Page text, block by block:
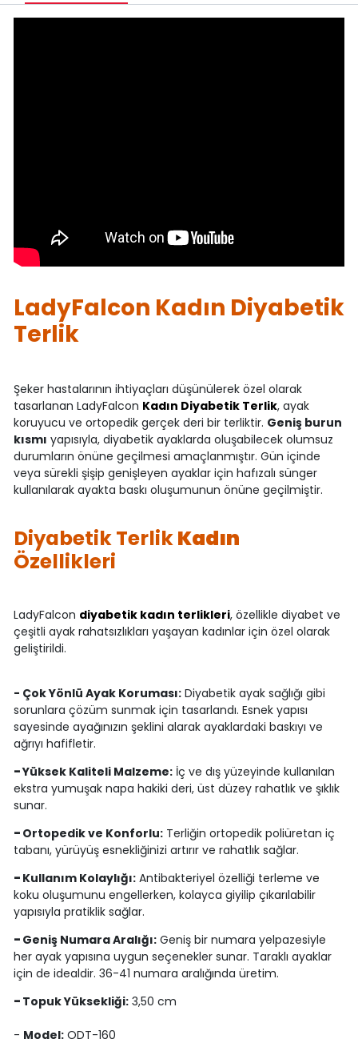
LadyFalcon Kadın Diyabetik
Terlik
Şeker hastalarının ihtiyaçları düşünülerek özel olarak
tasarlanan LadyFalcon Kadın Diyabetik Terlik, ayak
koruyucu ve ortopedik gerçek deri bir terliktir. Geniş burun
kısmı yapısıyla, diyabetik ayaklarda oluşabilecek olumsuz
durumların önüne geçilmesi amaçlanmıştır. Gün içinde
veya sürekli şişip genişleyen ayaklar için hafızalı sünger
kullanılarak ayakta baskı oluşumunun önüne geçilmiştir.
Diyabetik TerlikKadın
Özellikleri
LadyFalcon diyabetik kadın terlikleri, özellikle diyabet ve
çeşitli ayak rahatsızlıkları yaşayan kadınlar için özel olarak
geliştirildi.
- Çok Yönlü Ayak Koruması:Diyabetik ayak sağlığı gibi
sorunlara çözüm sunmak için tasarlandı. Esnek yapısı
sayesinde ayağınızın şeklini alarak ayaklardaki baskıyı ve
ağrıyı hafifletir.
-Yüksek Kaliteli Malzeme:İç ve dış yüzeyinde kullanılan
ekstra yumuşak napa hakiki deri, üst düzey rahatlık ve şıklık
sunar.
- Ortopedik ve Konforlu:Terliğin ortopedik poliüretan iç
tabanı, yürüyüş esnekliğinizi artırır ve rahatlık sağlar.
- Kullanım Kolaylığı:Antibakteriyel özelliği terleme ve
koku oluşumunu engellerken, kolayca giyilip çıkarılabilir
yapısıyla pratiklik sağlar.
- Geniş Numara Aralığı:Geniş bir numara yelpazesiyle
her ayak yapısına uygun seçenekler sunar. Taraklı ayaklar
için de idealdir. 36-41 numara aralığında üretim.
- Topuk Yüksekliği:3,50 cm
- Model:ODT-160